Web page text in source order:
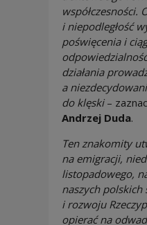
współczesności.
i niepodległość
poświęcenia i
działania
a
do klęski –
Andrzej Duda.
Ten znakomity
na emigracji,
listopadowego,
naszych
i rozwoju
opierać na